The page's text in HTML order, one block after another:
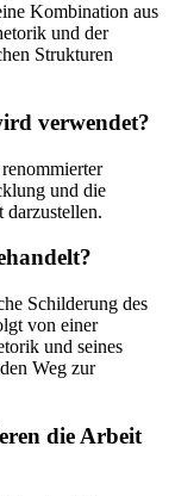
Kombination aus
und der
Strukturen
verwendet?
und die
Schilderung des
von einer
und seines
Weg zur
die Arbeit